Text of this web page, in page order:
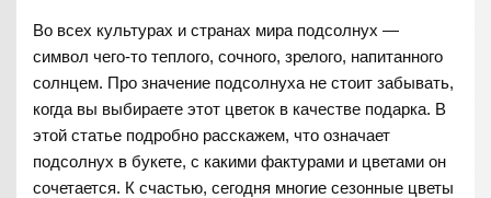
Во всех культурах и странах мира подсолнух —
символ чего-то теплого, сочного, зрелого, напитанного
солнцем. Про значение подсолнуха не стоит забывать,
когда вы выбираете этот цветок в качестве подарка. В
этой статье подробно расскажем, что означает
подсолнух в букете, с какими фактурами и цветами он
сочетается. К счастью, сегодня многие сезонные цветы